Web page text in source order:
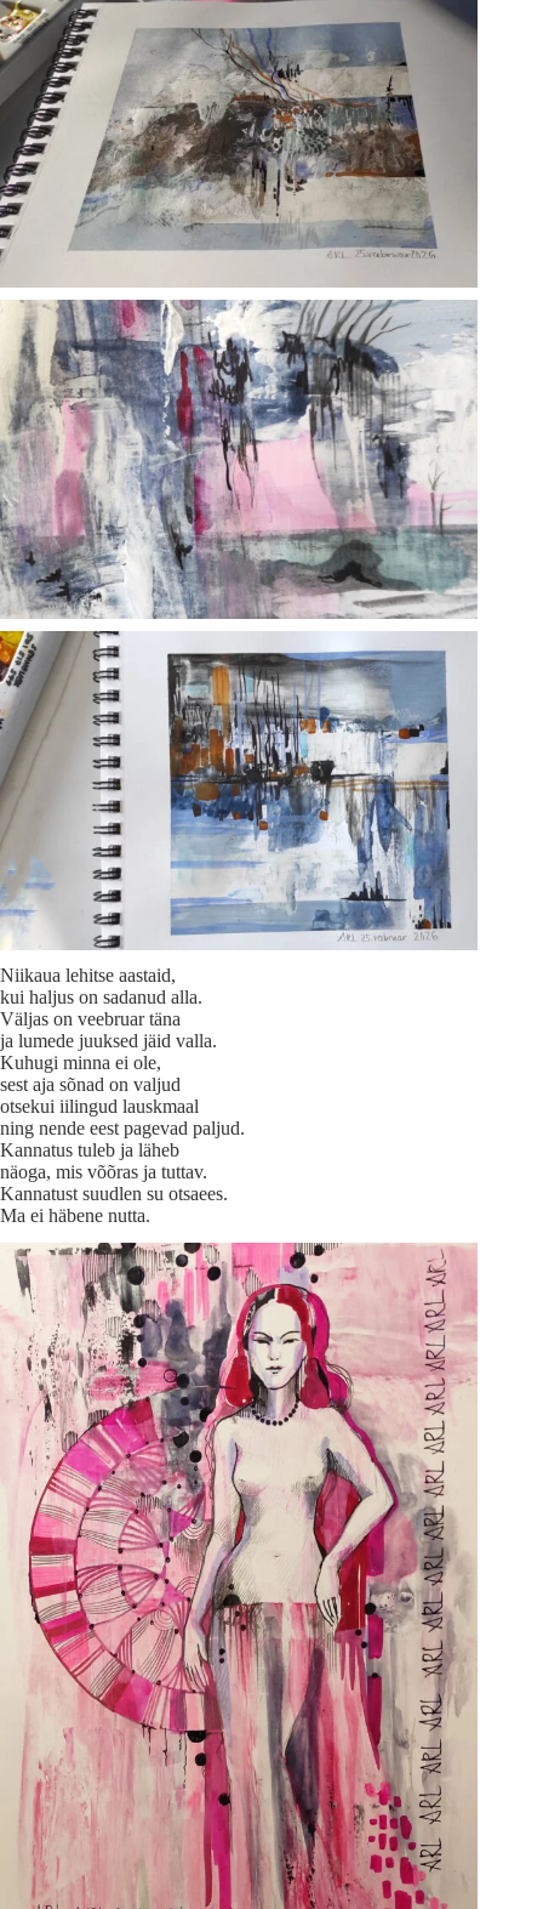
Niikaua lehitse aastaid,
kui haljus on sadanud alla.
Väljas on veebruar täna
ja lumede juuksed jäid valla.
Kuhugi minna ei ole,
sest aja sõnad on valjud
otsekui iilingud lauskmaal
ning nende eest pagevad paljud.
Kannatus tuleb ja läheb
näoga, mis võõras ja tuttav.
Kannatust suudlen su otsaees.
Ma ei häbene nutta.